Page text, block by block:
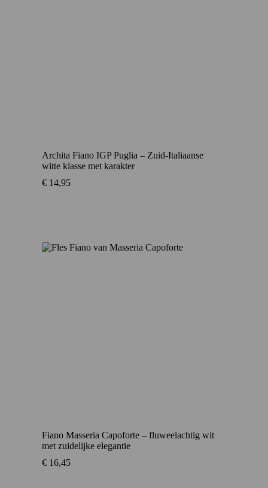
Archita Fiano IGP Puglia – Zuid-Italiaanse
witte klasse met karakter
€ 14,95
Fiano Masseria Capoforte – fluweelachtig wit
met zuidelijke elegantie
€ 16,45